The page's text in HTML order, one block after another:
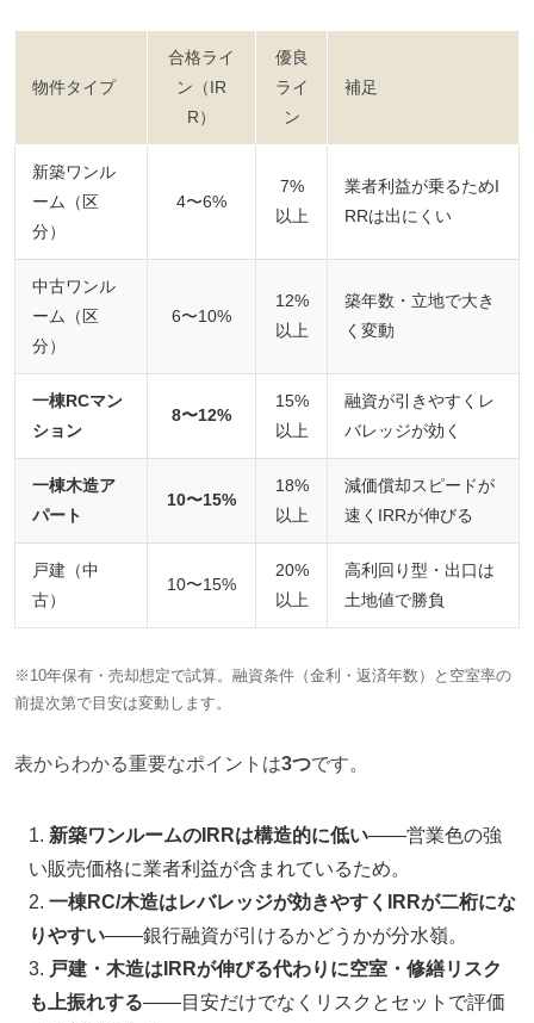
物件タイプ
合格ライ
ン（IR
R）
優良
ライ
ン
補足
新築ワンル
ーム（区
分）
4〜6%
7%
以上
業者利益が乗るためI
RRは出にくい
中古ワンル
ーム（区
分）
6〜10%
12%
以上
築年数・立地で大き
く変動
一棟RCマン
ション
8〜12%
15%
以上
融資が引きやすくレ
バレッジが効く
一棟木造ア
パート
10〜15%
18%
以上
減価償却スピードが
速くIRRが伸びる
戸建（中
古）
10〜15%
20%
以上
高利回り型・出口は
土地値で勝負
※10年保有・売却想定で試算。融資条件（金利・返済年数）と空室率の
前提次第で目安は変動します。
表からわかる重要なポイントは3つです。
新築ワンルームのIRRは構造的に低い——営業色の強
い販売価格に業者利益が含まれているため。
一棟RC/木造はレバレッジが効きやすくIRRが二桁にな
りやすい——銀行融資が引けるかどうかが分水嶺。
戸建・木造はIRRが伸びる代わりに空室・修繕リスク
も上振れする——目安だけでなくリスクとセットで評価